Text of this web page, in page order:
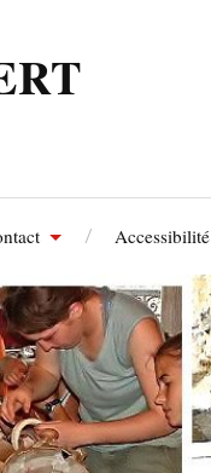
Accessibilité